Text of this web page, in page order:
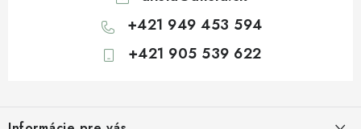
+421 949 453 594
+421 905 539 622